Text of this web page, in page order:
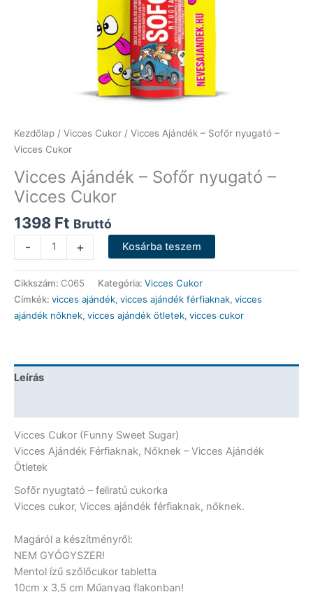
Kezdőlap / Vicces Cukor / Vicces Ajándék – Sofőr nyugató –
Vicces Cukor
Vicces Ajándék – Sofőr nyugató –
Vicces Cukor
1398 Ft Bruttó
-
Ajándék
-
Sofőr
nyugató
-
mennyiség
+ Kosárba teszem
Cikkszám: C065 Kategória: Vicces Cukor
Címkék: vicces ajándék, vicces ajándék férfiaknak, vicces
ajándék nőknek, vicces ajándék ötletek, vicces cukor
Leírás
Vicces Cukor (Funny Sweet Sugar)
Vicces Ajándék Férfiaknak, Nőknek – Vicces Ajándék
Ötletek
Sofőr nyugtató – feliratú cukorka
Vicces cukor, Vicces ajándék férfiaknak, nőknek.
Magáról a készítményről:
NEM GYÓGYSZER!
Mentol ízű szőlőcukor tabletta
10cm x 3,5 cm Műanyag flakonban!